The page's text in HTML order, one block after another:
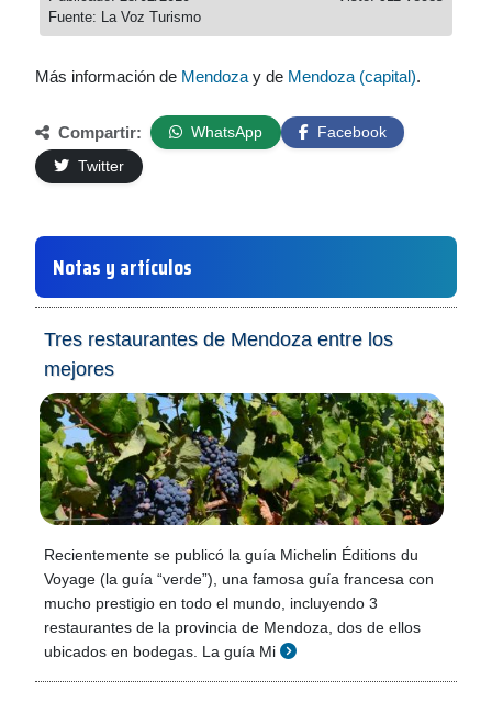
Fuente: La Voz Turismo
Más información de Mendoza y de Mendoza (capital).
Compartir: WhatsApp
Facebook
Twitter
Notas y artículos
Tres restaurantes de Mendoza entre los
mejores
Recientemente se publicó la guía Michelin Éditions du
Voyage (la guía “verde”), una famosa guía francesa con
mucho prestigio en todo el mundo, incluyendo 3
restaurantes de la provincia de Mendoza, dos de ellos
ubicados en bodegas. La guía Mi